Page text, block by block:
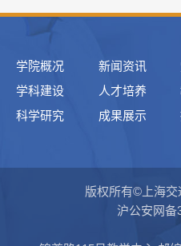
学院概况 新闻资讯
学科建设
人才培养
科学研究
成果展示
版权所有©上海
沪公安网备